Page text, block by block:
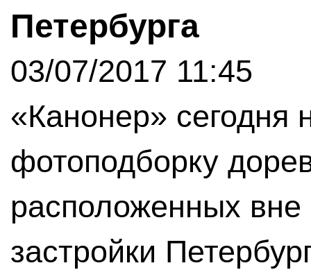
Петербурга
03/07/2017 11:45
«Канонер» сегодня
фотоподборку
расположенных вне
застройки